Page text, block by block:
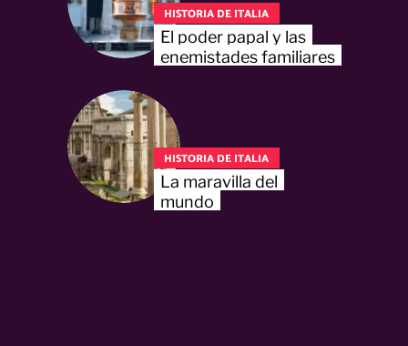
HISTORIA DE ITALIA
El poder papal y las
enemistades familiares
HISTORIA DE ITALIA
La maravilla del
mundo